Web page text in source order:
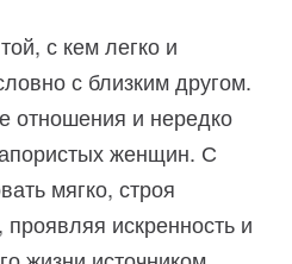
с кем легко и
с близким другом.
отношения и нередко
женщин. С
мягко, строя
искренность и